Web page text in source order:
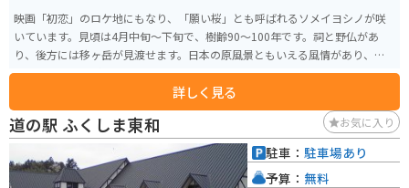
映画「初恋」のロケ地にもなり、「願い桜」とも呼ばれるソメイヨシノが咲
いています。見頃は4月中旬〜下旬で、樹齢90～100年です。祠と野仏があ
り、後方には移ヶ岳が見渡せます。日本の原風景ともいえる風情があり、全
国から多くの人が訪れます。
詳しく見る
道の駅 ふくしま東和 お気に入り
駐車： 駐車場あり
予算： 無料